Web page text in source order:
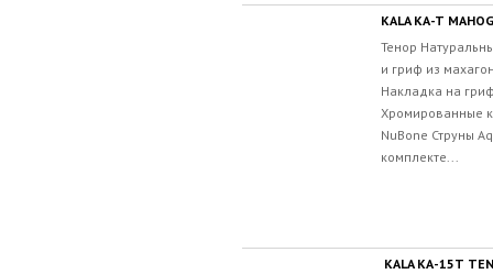
KALA KA-T
Тенор
и гриф из
Накладка на
Хромированные
NuBone Струны
комплекте...
KALA KA-15T